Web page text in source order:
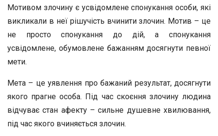
Мотивом злочину є усвідомлене спонукання особи, які
викликали в неї рішучість вчинити злочин. Мотив – це
не просто спонукання до дій, а спонукання
усвідомлене, обумовлене бажанням досягнути певної
мети.
Мета – це уявлення про бажаний результат, досягнути
якого прагне особа. Під час скоєння злочину людина
відчуває стан афекту – сильне душевне хвилювання,
під час якого вчиняється злочин.